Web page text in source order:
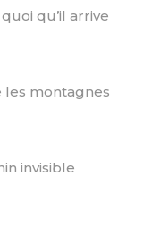
qu’il arrive
les montagnes
invisible